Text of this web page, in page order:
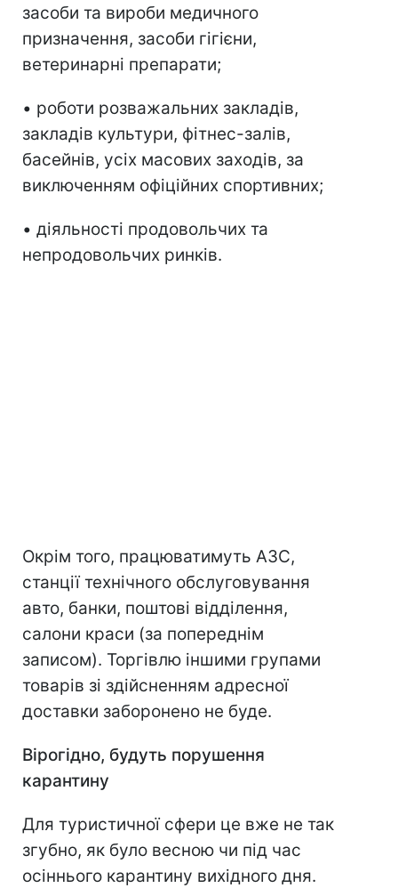
засоби та вироби медичного
призначення, засоби гігієни,
ветеринарні препарати;
• роботи розважальних закладів,
закладів культури, фітнес-залів,
басейнів, усіх масових заходів, за
виключенням офіційних спортивних;
• діяльності продовольчих та
непродовольчих ринків.
Окрім того, працюватимуть АЗС,
станції технічного обслуговування
авто, банки, поштові відділення,
салони краси (за попереднім
записом). Торгівлю іншими групами
товарів зі здійсненням адресної
доставки заборонено не буде.
Вірогідно, будуть порушення
карантину
Для туристичної сфери це вже не так
згубно, як було весною чи під час
осіннього карантину вихідного дня.